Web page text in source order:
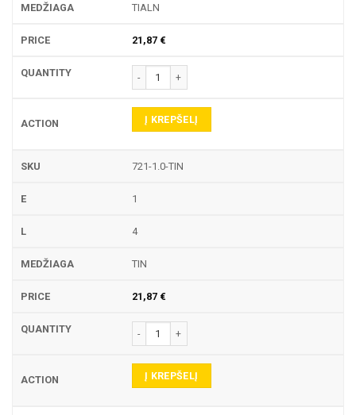
TIALN
21,87 €
produkto kiekis: 721 TEKINIMO PLOKŠTELĖ
Į KREPŠELĮ
721-1.0-TIN
1
4
TIN
21,87 €
produkto kiekis: 721 TEKINIMO PLOKŠTELĖ
Į KREPŠELĮ